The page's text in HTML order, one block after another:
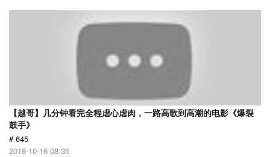
【越哥】几分钟看完全程虐心虐肉，一路高歌到高潮的电影《爆裂
鼓手》
# 645
2018-10-16 08:35